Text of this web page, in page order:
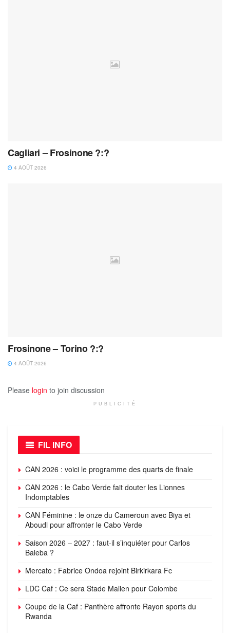
Cagliari – Frosinone ?:?
4 AOÛT 2026
Frosinone – Torino ?:?
4 AOÛT 2026
Please login to join discussion
PUBLICITÉ
FIL INFO
CAN 2026 : voici le programme des quarts de finale
CAN 2026 : le Cabo Verde fait douter les Lionnes
Indomptables
CAN Féminine : le onze du Cameroun avec Biya et
Aboudi pour affronter le Cabo Verde
Saison 2026 – 2027 : faut-il s’inquiéter pour Carlos
Baleba ?
Mercato : Fabrice Ondoa rejoint Birkirkara Fc
LDC Caf : Ce sera Stade Malien pour Colombe
Coupe de la Caf : Panthère affronte Rayon sports du
Rwanda